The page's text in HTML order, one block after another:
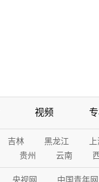
视频
吉林 黑龙江
贵州 云南
央视网 中国青年网